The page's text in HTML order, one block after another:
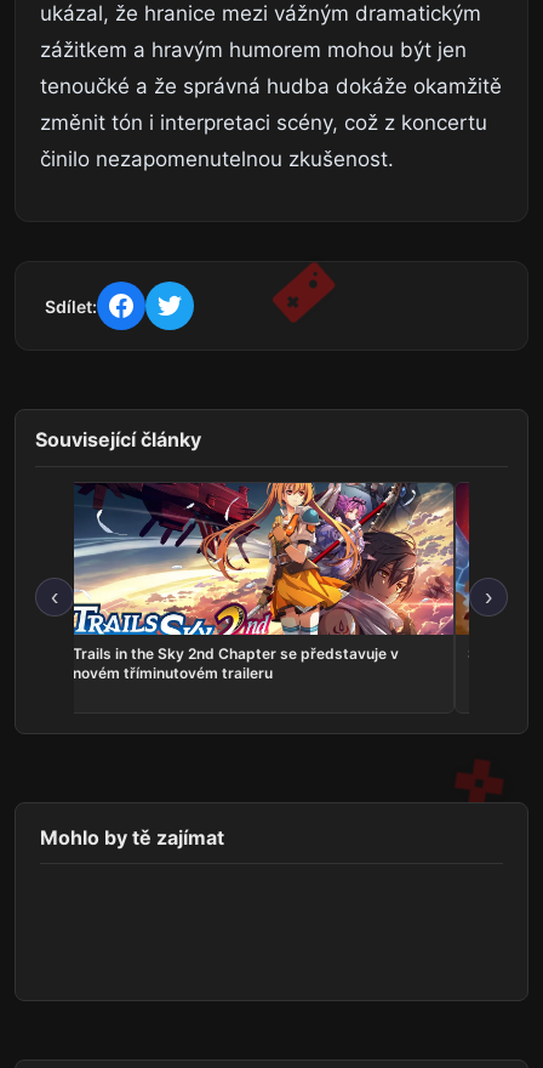
ukázal, že hranice mezi vážným dramatickým
zážitkem a hravým humorem mohou být jen
tenoučké a že správná hudba dokáže okamžitě
změnit tón i interpretaci scény, což z koncertu
činilo nezapomenutelnou zkušenost.
Sdílet:
Související články
‹
Trails in the Sky 2nd Chapter se představuje v
novém tříminutovém traileru
Serious
›
Mohlo by tě zajímat